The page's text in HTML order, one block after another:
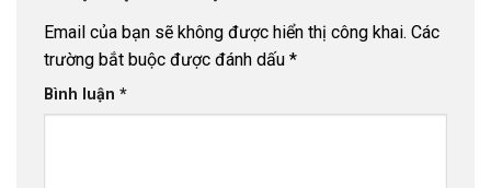
Email của bạn sẽ không được hiển thị công khai. Các
trường bắt buộc được đánh dấu *
Bình luận *